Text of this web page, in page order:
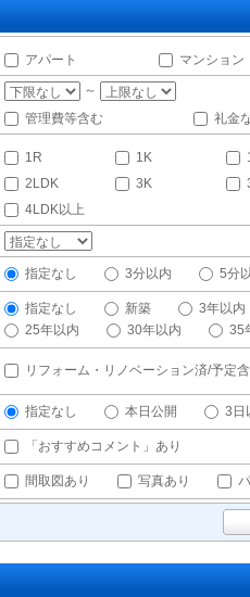
アパート マンション
～
管理費等含む
礼金
1R 1K
2LDK
3K
4LDK以上
指定なし 3分以内 5分
指定なし 新築
3年以内
25年以内
30年以内 35
リフォーム・リノベーション済/予定
指定なし 本日公開 3日
「おすすめコメント」あり
間取図あり 写真あり